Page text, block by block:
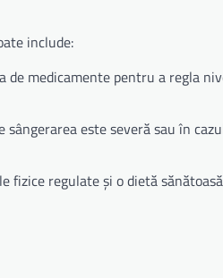
include:
medicamente pentru a regla
este severă sau în
fizice regulate și o dietă